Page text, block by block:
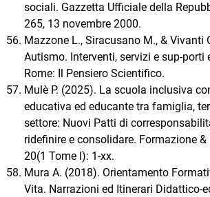
sociali. Gazzetta Ufficiale della
265, 13 novembre 2000.
Mazzone L., Siracusano M., & Vivanti
Autismo. Interventi, servizi e sup-porti
Rome: Il Pensiero Scientifico.
Mulè P. (2025). La scuola inclusiva
educativa ed educante tra famiglia,
settore: Nuovi Patti di
ridefinire e consolidare. Formazione
20(1 Tome I): 1-xx.
Mura A. (2018). Orientamento
Vita. Narrazioni ed Itinerari Didattico-